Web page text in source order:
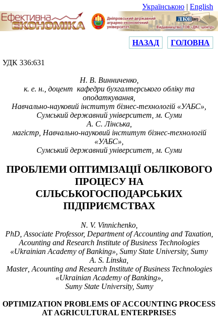
Українською | English
НАЗАД ГОЛОВНА
УДК 336:631
Н. В. Винниченко,
к. е. н., доцент кафедри бухгалтерського обліку та
оподаткування,
Навчально-науковий інститут бізнес-технологій «УАБС»,
Сумський державний університет, м. Суми
А. С. Лінська,
магістр, Навчально-науковий інститут бізнес-технологій
«УАБС»,
Сумський державний університет, м. Суми
ПРОБЛЕМИ ОПТИМІЗАЦІЇ ОБЛІКОВОГО
ПРОЦЕСУ НА
СІЛЬСЬКОГОСПОДАРСЬКИХ
ПІДПРИЄМСТВАХ
N. V. Vinnichenko,
PhD, Associate Professor, Department of Accounting and Taxation,
Acounting and Research Institute of Business Technologies
«Ukrainian Academy of Banking», Sumy State University, Sumy
A. S. Linska
Master, Acounting and Research Institute of Business Technologies
«UkrainianAcademyof Banking»,
Sumy State University, Sumy
OPTIMIZATION PROBLEMS OF ACCOUNTING PROCESS
AT AGRICULTURAL ENTERPRISES